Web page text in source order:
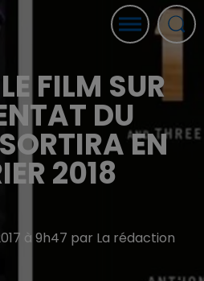
FILM SUR
DU
EN
2018
à 9h47 par La rédaction